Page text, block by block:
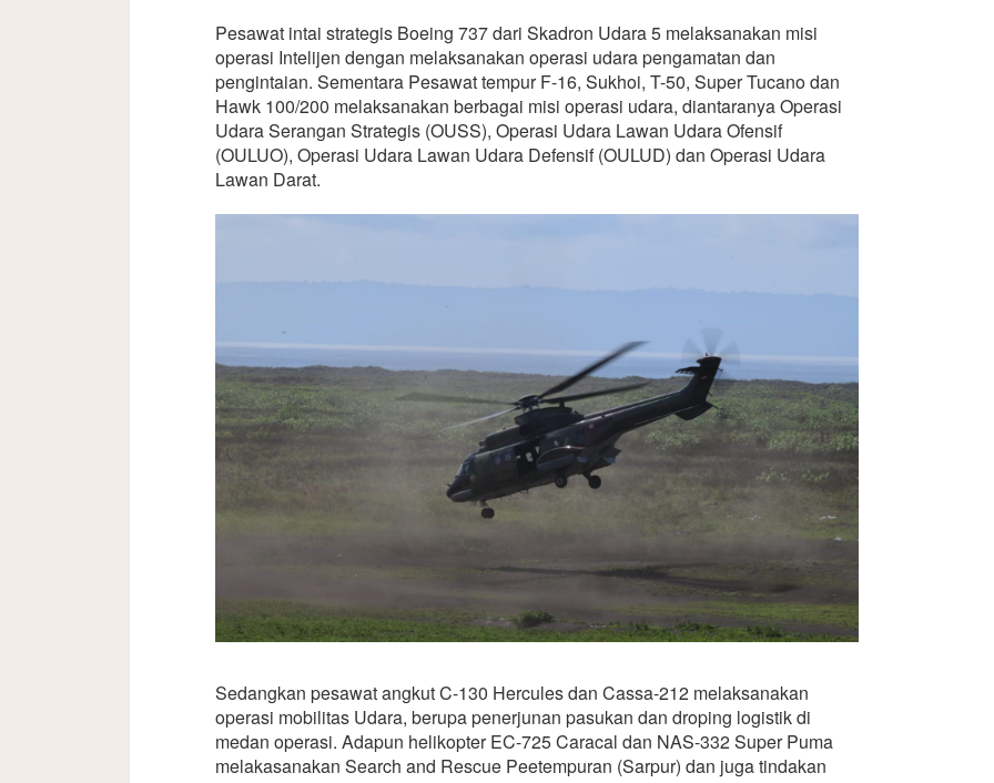
Pesawat intai strategis Boeing 737 dari Skadron Udara 5 melaksanakan misi
operasi Intelijen dengan melaksanakan operasi udara pengamatan dan
pengintaian. Sementara Pesawat tempur F-16, Sukhoi, T-50, Super Tucano dan
Hawk 100/200 melaksanakan berbagai misi operasi udara, diantaranya Operasi
Udara Serangan Strategis (OUSS), Operasi Udara Lawan Udara Ofensif
(OULUO), Operasi Udara Lawan Udara Defensif (OULUD) dan Operasi Udara
Lawan Darat.
Sedangkan pesawat angkut C-130 Hercules dan Cassa-212 melaksanakan
operasi mobilitas Udara, berupa penerjunan pasukan dan droping logistik di
medan operasi. Adapun helikopter EC-725 Caracal dan NAS-332 Super Puma
melakasanakan Search and Rescue Peetempuran (Sarpur) dan juga tindakan